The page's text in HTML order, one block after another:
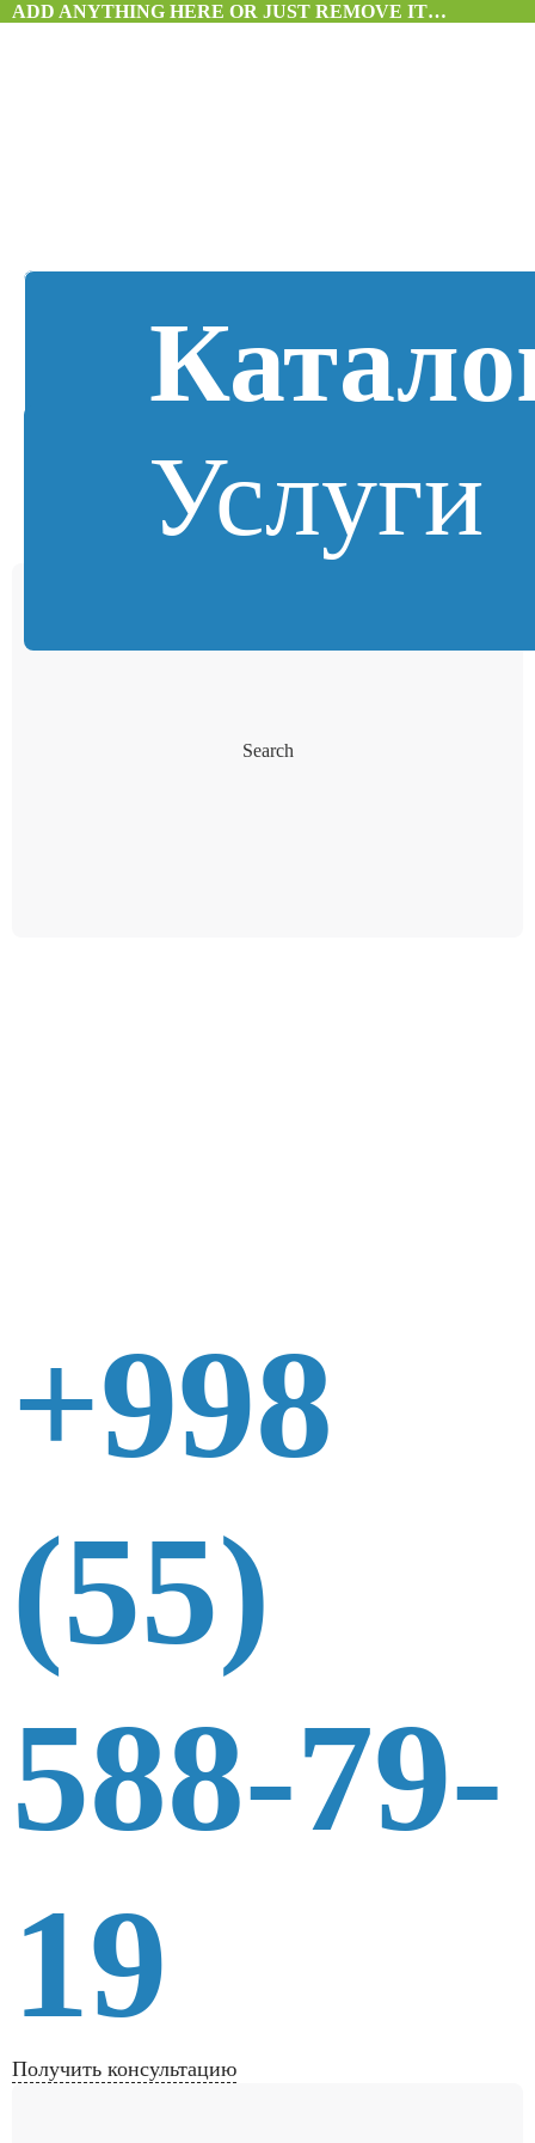
ADD ANYTHING HERE OR JUST REMOVE IT…
Услуги
Search
+998
(55)
588-79-
19
Получить консультацию